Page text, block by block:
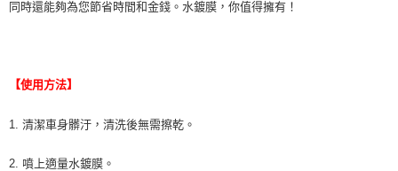
同時還能夠為您節省時間和金錢。水鍍膜，你值得擁有！
【使用方法】
1. 清潔車身髒汙，清洗後無需擦乾。
2. 噴上適量水鍍膜。